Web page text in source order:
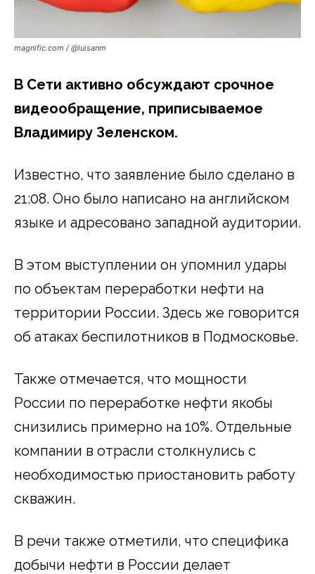
magnific.com / @luisanm
В Сети активно обсуждают срочное
видеообращение, приписываемое
Владимиру Зеленском.
Известно, что заявление было сделано в
21:08. Оно было написано на английском
языке и адресовано западной аудитории.
В этом выступлении он упомнил удары
по объектам переработки нефти на
территории России. Здесь же говорится
об атаках беспилотников в Подмосковье.
Также отмечается, что мощности
России по переработке нефти якобы
снизились примерно на 10%. Отдельные
компании в отрасли столкнулись с
необходимостью приостановить работу
скважин.
В речи также отметили, что специфика
добычи нефти в России делает